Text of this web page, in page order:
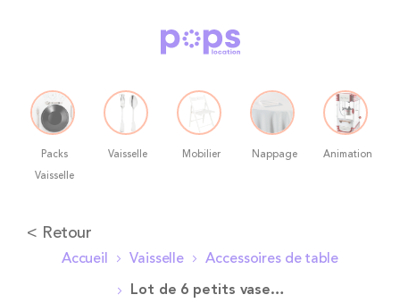
Packs
Vaisselle
Vaisselle Mobilier Nappage Animation
Allez
contenu
< Retour
Accueil Vaisselle Accessoires de table
Lot de 6 petits vases cylindriques